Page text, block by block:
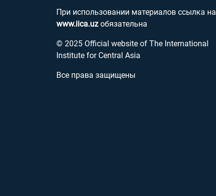
При использовании материалов ссылка на
www.iica.uz обязательна
© 2025 Official website of The International
Institute for Central Asia
Все права защищены